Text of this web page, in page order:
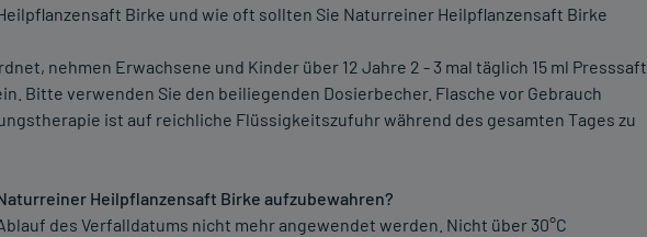
Birke und wie oft sollten Sie Naturreiner Heilpflanzensaft Birke
nehmen Erwachsene und Kinder über 12 Jahre 2 - 3 mal täglich 15 ml Presssaft
Bitte verwenden Sie den beiliegenden Dosierbecher. Flasche vor Gebrauch
ist auf reichliche Flüssigkeitszufuhr während des gesamten Tages zu
Heilpflanzensaft Birke aufzubewahren?
des Verfalldatums nicht mehr angewendet werden. Nicht über 30°C